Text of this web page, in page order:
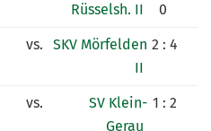
Rüsselsh. II
0
vs.
SKV Mörfelden
II
2 : 4
vs.
SV Klein-
Gerau
1 : 2